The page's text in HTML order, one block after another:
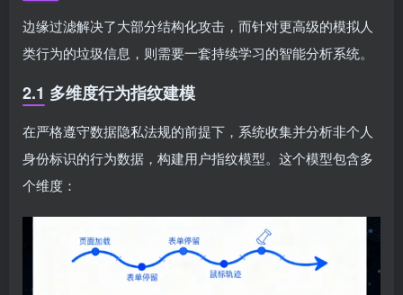
边缘过滤解决了大部分结构化攻击，而针对更高级的模拟人
类行为的垃圾信息，则需要一套持续学习的智能分析系统。
2.1 多维度行为指纹建模
在严格遵守数据隐私法规的前提下，系统收集并分析非个人
身份标识的行为数据，构建用户指纹模型。这个模型包含多
个维度：